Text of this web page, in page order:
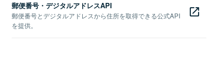
郵便番号・デジタルアドレスAPI
郵便番号とデジタルアドレスから住所を取得できる公式API
を提供。